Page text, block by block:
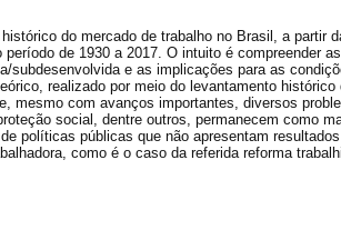
do mercado de trabalho no Brasil, a partir
de 1930 a 2017. O intuito é compreender as
subdesenvolvida e as implicações para as
realizado por meio do levantamento histórico
mesmo com avanços importantes, diversos
social, dentre outros, permanecem como
políticas públicas que não apresentam resultados
como é o caso da referida reforma